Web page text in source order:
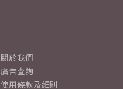
關於我們
廣告查詢
使用條款及細則